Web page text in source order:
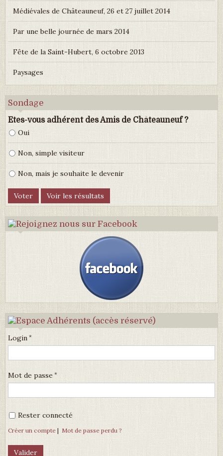
Médiévales de Châteauneuf, 26 et 27 juillet 2014
Par une belle journée de mars 2014
Fête de la Saint-Hubert, 6 octobre 2013
Paysages
Sondage
Etes-vous adhérent des Amis de Châteauneuf ?
Oui
Non, simple visiteur
Non, mais je souhaite le devenir
Login
Mot de passe
Rester connecté
Créer un compte | Mot de passe perdu ?